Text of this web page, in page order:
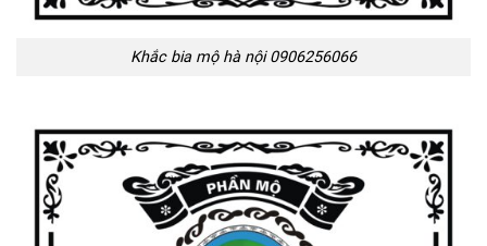
Khắc bia mộ hà nội 0906256066